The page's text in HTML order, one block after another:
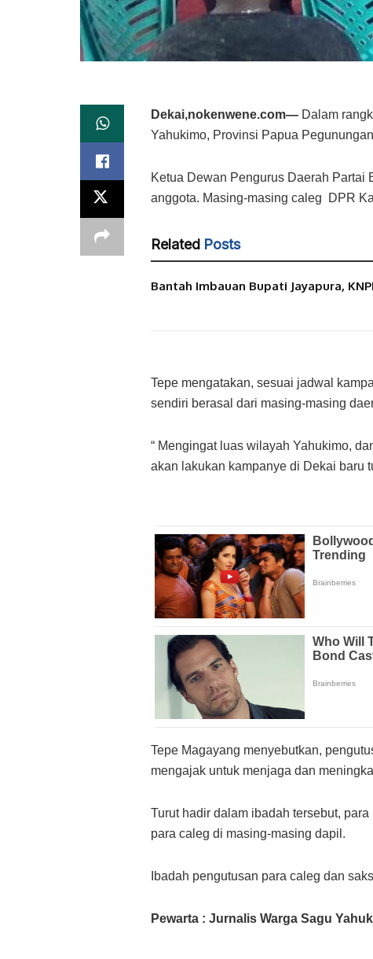
Dekai,nokenwene.com— Dalam
Yahukimo, Provinsi Papua
Ketua Dewan Pengurus Daerah
anggota. Masing-masing caleg DPR
Related Posts
Bantah Imbauan Bupati Jayapura,
Tepe mengatakan, sesuai jadwal
sendiri berasal dari masing-masing
“ Mengingat luas wilayah Yahukimo,
akan lakukan kampanye di Dekai baru
Tepe Magayang menyebutkan,
mengajak untuk menjaga dan
Turut hadir dalam ibadah tersebut,
para caleg di masing-masing dapil.
Ibadah pengutusan para caleg dan
Pewarta : Jurnalis Warga Sagu